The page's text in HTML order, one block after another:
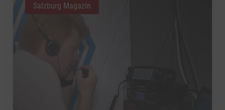
Salzburg Magazin